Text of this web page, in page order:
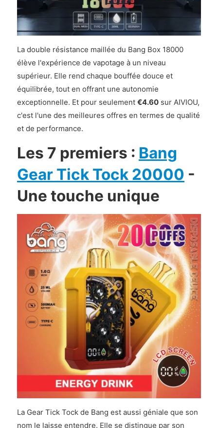
La double résistance maillée du Bang Box 18000
élève l'expérience de vapotage à un niveau
supérieur. Elle rend chaque bouffée douce et
équilibrée, tout en offrant une autonomie
exceptionnelle. Et pour seulement €4.60 sur AIVIOU,
c'est l'une des meilleures offres en termes de qualité
et de performance.
Les 7 premiers : Bang
Gear Tick Tock 20000 -
Une touche unique
La Gear Tick Tock de Bang est aussi géniale que son
nom le laisse entendre. Elle se distingue par son